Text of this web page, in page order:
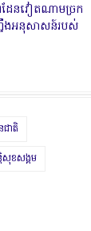
ែនវៀតណាមច្រក
នឹងអនុសាសន៍របស់
ជាតិ
សុខសង្គម